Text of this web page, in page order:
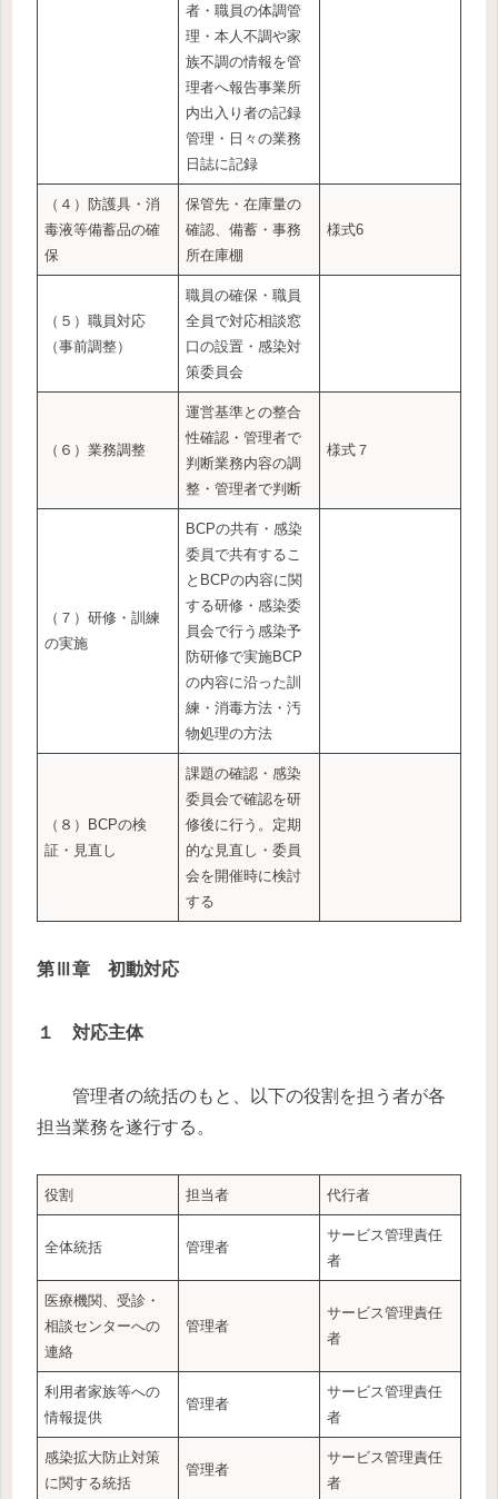
者・職員の体調管
理・本人不調や家
族不調の情報を管
理者へ報告事業所
内出入り者の記録
管理・日々の業務
日誌に記録
（４）防護具・消
毒液等備蓄品の確
保
保管先・在庫量の
確認、備蓄・事務
所在庫棚
様式6
（５）職員対応
（事前調整）
職員の確保・職員
全員で対応相談窓
口の設置・感染対
策委員会
（６）業務調整
運営基準との整合
性確認・管理者で
判断業務内容の調
整・管理者で判断
様式７
（７）研修・訓練
の実施
BCPの共有・感染
委員で共有するこ
とBCPの内容に関
する研修・感染委
員会で行う感染予
防研修で実施BCP
の内容に沿った訓
練・消毒方法・汚
物処理の方法
（８）BCPの検
証・見直し
課題の確認・感染
委員会で確認を研
修後に行う。定期
的な見直し・委員
会を開催時に検討
する
第Ⅲ章 初動対応
１ 対応主体
管理者の統括のもと、以下の役割を担う者が各
担当業務を遂行する。
役割 担当者 代行者
全体統括 管理者
サービス管理責任
者
医療機関、受診・
相談センターへの
連絡
管理者
サービス管理責任
者
利用者家族等への
情報提供
管理者
サービス管理責任
者
感染拡大防止対策
に関する統括
管理者
サービス管理責任
者